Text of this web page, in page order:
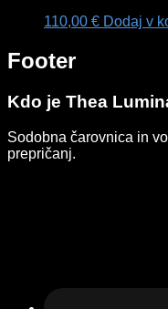
110,00 € Dodaj v
Footer
Kdo je Thea
Sodobna čarovnica in
prepričanj.